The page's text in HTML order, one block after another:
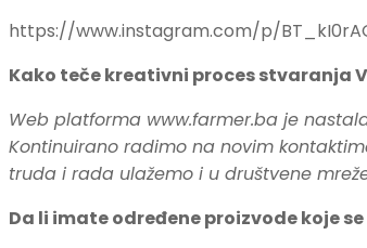
https://www.instagram.com/p/
Kako teče kreativni proces stvaranja
Web platforma www.farmer.ba je
Kontinuirano radimo na novim
truda i rada ulažemo i u društvene
Da li imate određene proizvode koje